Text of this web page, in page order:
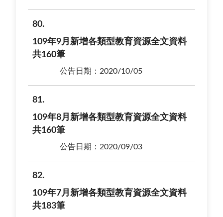
80
109年9月新增各類型教育資源全文資料
共160筆
公告日期：2020/10/05
81
109年8月新增各類型教育資源全文資料
共160筆
公告日期：2020/09/03
82
109年7月新增各類型教育資源全文資料
共183筆